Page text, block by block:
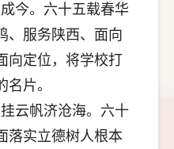
今。六十五载春华
、服务陕西、面向
向定位，将学校打
片。
云帆济沧海。六十
落实立德树人根本